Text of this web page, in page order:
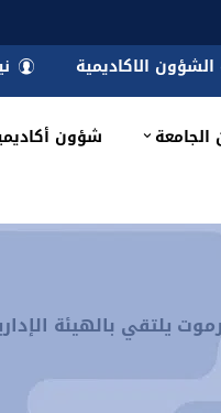
الشؤون الاكاديمية
الجامعة شؤون
يلتقي بالهيئة